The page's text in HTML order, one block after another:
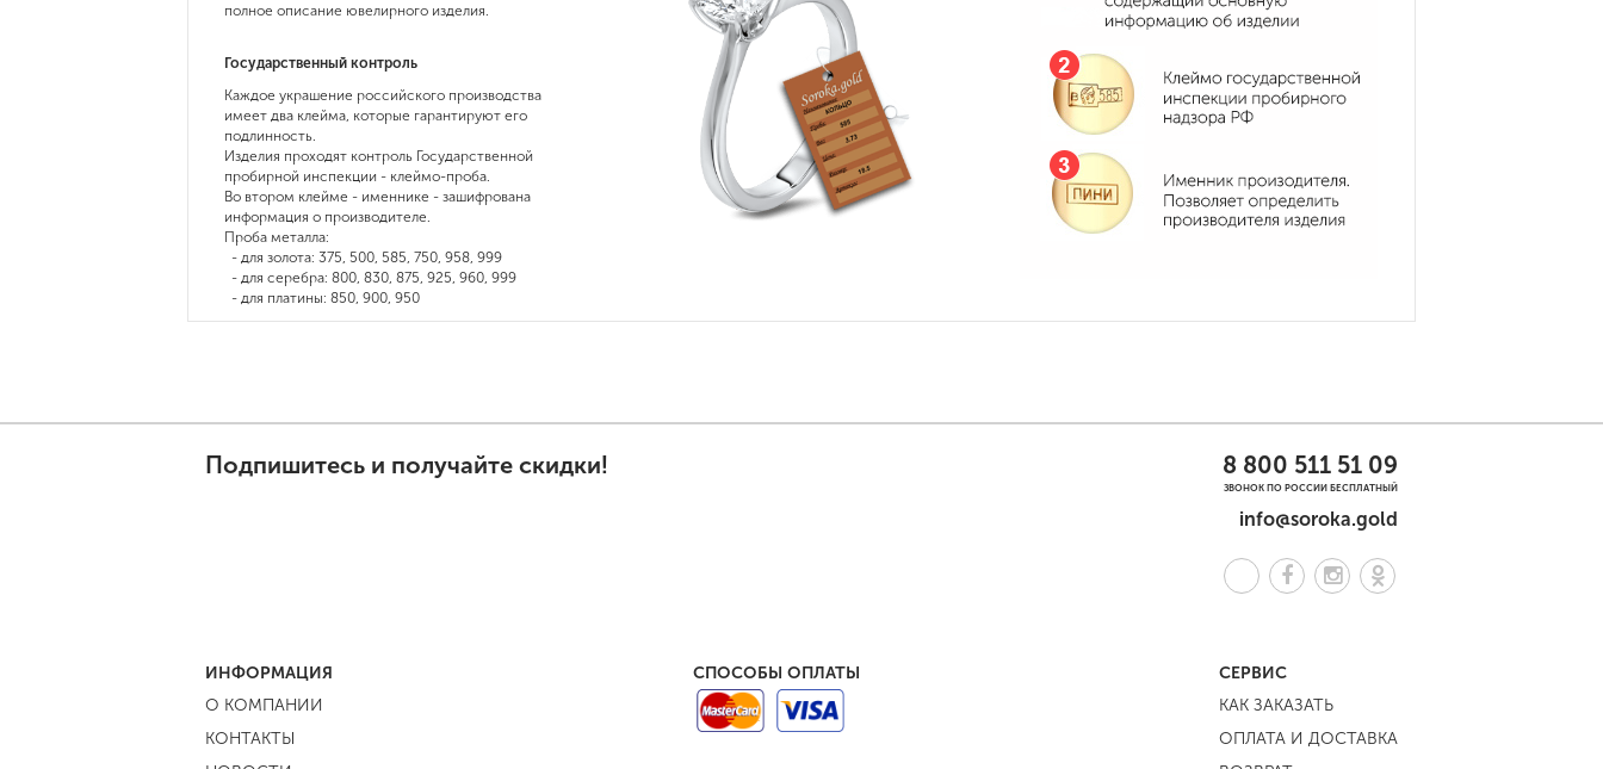
полное описание ювелирного изделия.
Государственный контроль
Каждое украшение российского производства
имеет два клейма, которые гарантируют его
подлинность.
Изделия проходят контроль Государственной
пробирной инспекции - клеймо-проба.
Во втором клейме - именнике - зашифрована
информация о производителе.
Проба металла:
- для золота: 375, 500, 585, 750, 958, 999
- для серебра: 800, 830, 875, 925, 960, 999
- для платины: 850, 900, 950
Подпишитесь и получайте скидки! 8 800 511 51 09
ЗВОНОК ПО РОССИИ БЕСПЛАТНЫЙ
info@soroka.gold
ИНФОРМАЦИЯ
О КОМПАНИИ
КОНТАКТЫ
СПОСОБЫ ОПЛАТЫ
СЕРВИС
КАК ЗАКАЗАТЬ
ОПЛАТА И ДОСТАВКА